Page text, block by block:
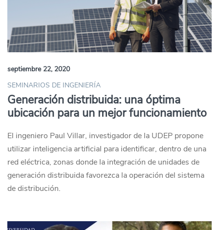
septiembre 22, 2020
SEMINARIOS DE INGENIERÍA
Generación distribuida: una óptima
ubicación para un mejor funcionamiento
El ingeniero Paul Villar, investigador de la UDEP propone
utilizar inteligencia artificial para identificar, dentro de una
red eléctrica, zonas donde la integración de unidades de
generación distribuida favorezca la operación del sistema
de distribución.